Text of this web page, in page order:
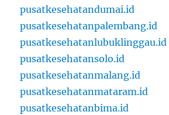
pusatkesehatandumai.id
pusatkesehatanpalembang.id
pusatkesehatanlubuklinggau.id
pusatkesehatansolo.id
pusatkesehatanmalang.id
pusatkesehatanmataram.id
pusatkesehatanbima.id